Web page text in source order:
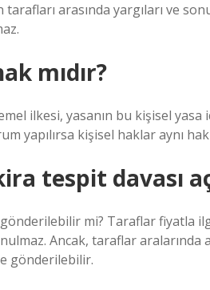
arasında yargıları ve
mıdır?
ilkesi, yasanın bu kişisel
yapılırsa kişisel haklar aynı
tespit davası
mi? Taraflar fiyatla
Ancak, taraflar aralarında
gönderilebilir.